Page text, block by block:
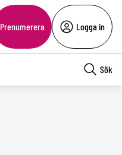
Prenumerera Logga in
Sök